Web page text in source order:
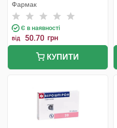
Фармак
Є в наявності
від 50.70 грн
КУПИТИ